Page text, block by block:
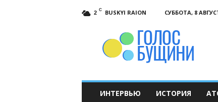
2 C BUSKYI RAION СУББОТА, 8
ИНТЕРВЬЮ ИСТОРИЯ